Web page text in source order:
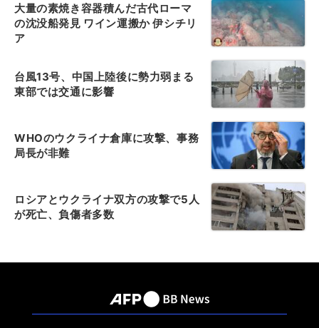
大量の素焼き容器積んだ古代ローマ
の沈没船発見 ワイン運搬か 伊シチリ
ア
台風13号、中国上陸後に勢力弱まる
東部では交通に影響
WHOのウクライナ倉庫に攻撃、事務
局長が非難
ロシアとウクライナ双方の攻撃で5人
が死亡、負傷者多数